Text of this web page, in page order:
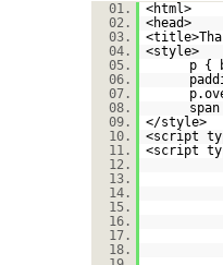
01.
<html>
02.
<head>
03.
04.
<style>
05.
p {
06.
07.
08.
09.
</style>
10.
<script
11.
<script
12.
13.
14.
15.
16.
17.
18.